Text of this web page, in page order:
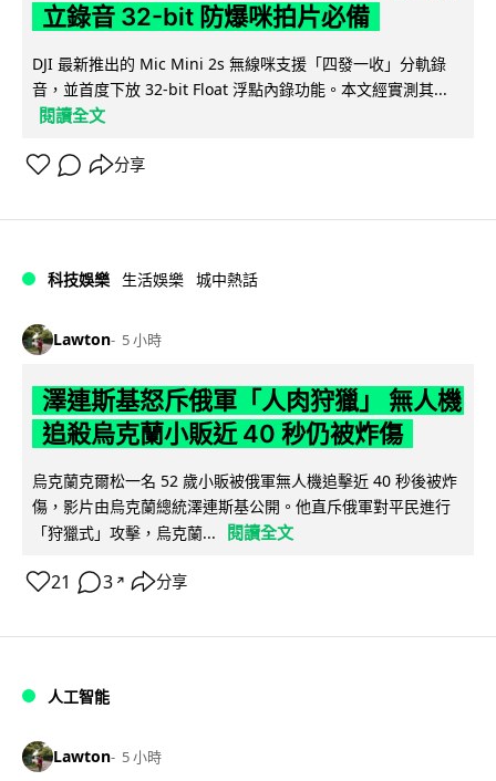
立錄音 32-bit 防爆咪拍片必備
DJI 最新推出的 Mic Mini 2s 無線咪支援「四發一收」分軌錄
音，並首度下放 32-bit Float 浮點內錄功能。本文經實測其...
閱讀全文
分享
科技娛樂 生活娛樂 城中熱話
Lawton 5 小時
澤連斯基怒斥俄軍「人肉狩獵」 無人機
追殺烏克蘭小販近 40 秒仍被炸傷
烏克蘭克爾松一名 52 歲小販被俄軍無人機追擊近 40 秒後被炸
傷，影片由烏克蘭總統澤連斯基公開。他直斥俄軍對平民進行
「狩獵式」攻擊，烏克蘭...
閱讀全文
21 3 ↗ 分享
人工智能
Lawton 5 小時